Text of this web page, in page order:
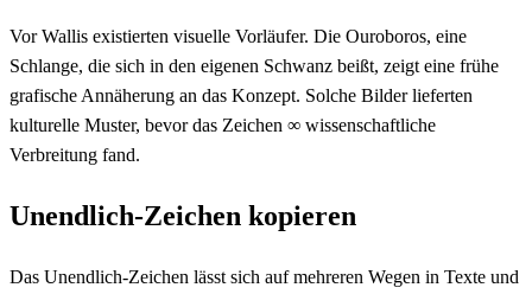
Vor Wallis existierten visuelle Vorläufer. Die Ouroboros, eine
Schlange, die sich in den eigenen Schwanz beißt, zeigt eine frühe
grafische Annäherung an das Konzept. Solche Bilder lieferten
kulturelle Muster, bevor das Zeichen ∞ wissenschaftliche
Verbreitung fand.
Unendlich-Zeichen kopieren
Das Unendlich-Zeichen lässt sich auf mehreren Wegen in Texte und